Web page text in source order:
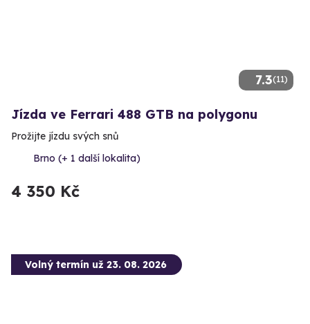
7.3(11)
Jízda ve Ferrari 488 GTB na polygonu
Prožijte jízdu svých snů
Brno (+ 1 další lokalita)
4 350 Kč
Volný termín už 23. 08. 2026